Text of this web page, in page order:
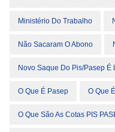
Ministério Do Trabalho
Não Sacaram O Abono
Novo Saque Do Pis/Pasep
O Que É Pasep O Que
O Que São As Cotas PIS